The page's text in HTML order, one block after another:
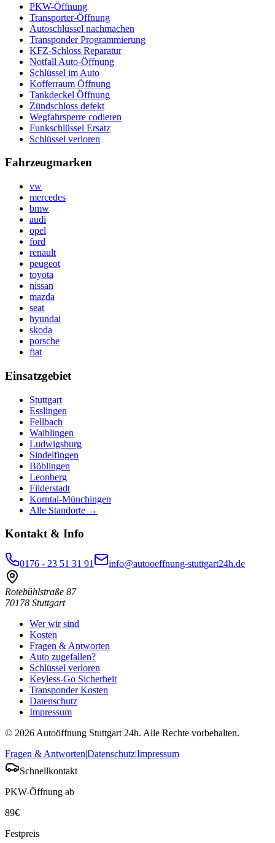
PKW-Öffnung
Transporter-Öffnung
Autoschlüssel nachmachen
Transponder Programmierung
KFZ-Schloss Reparatur
Notfall Auto-Öffnung
Schlüssel im Auto
Kofferraum Öffnung
Tankdeckel Öffnung
Zündschloss defekt
Wegfahrsperre codieren
Funkschlüssel Ersatz
Schlüssel verloren
Fahrzeugmarken
vw
mercedes
bmw
audi
opel
ford
renault
peugeot
toyota
nissan
mazda
seat
hyundai
skoda
porsche
fiat
Einsatzgebiet
Stuttgart
Esslingen
Fellbach
Waiblingen
Ludwigsburg
Sindelfingen
Böblingen
Leonberg
Filderstadt
Korntal-Münchingen
Alle Standorte →
Kontakt & Info
0176 - 23 51 31 91 info@autooeffnung-stuttgart24h.de
Rotebühlstraße 87
70178 Stuttgart
Wer wir sind
Kosten
Fragen & Antworten
Auto zugefallen?
Schlüssel verloren
Keyless-Go Sicherheit
Transponder Kosten
Datenschutz
Impressum
© 2026 Autoöffnung Stuttgart 24h. Alle Rechte vorbehalten.
Fragen & Antworten|Datenschutz|Impressum
Schnellkontakt
PKW-Öffnung ab
89€
Festpreis